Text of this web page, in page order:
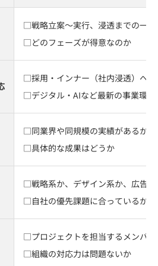
□戦略立案～実行、浸透までの一
□どのフェーズが得意なのか
□採用・インナー（社内浸透）へ
□デジタル・AIなど最新の事業環
□同業界や同規模の実績があるか
□具体的な成果はどうか
□戦略系か、デザイン系か、広告
□自社の優先課題に合っているか
□プロジェクトを担当するメンバ
□組織の対応力は問題ないか